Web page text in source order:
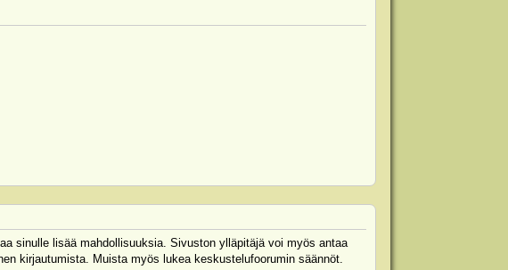
sinulle lisää mahdollisuuksia. Sivuston ylläpitäjä voi myös antaa
kirjautumista. Muista myös lukea keskustelufoorumin säännöt.